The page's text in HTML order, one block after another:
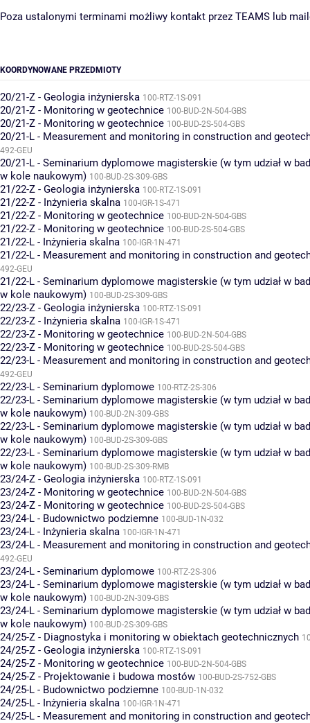
Poza ustalonymi terminami możliwy kontakt przez TEAMS lub
KOORDYNOWANE PRZEDMIOTY
20/21-Z - Geologia inżynierska 100-RTZ-1S-091
20/21-Z - Monitoring w geotechnice 100-BUD-2N-504-GBS
20/21-Z - Monitoring w geotechnice 100-BUD-2S-504-GBS
20/21-L - Measurement and monitoring in construction and
492-GEU
20/21-L - Seminarium dyplomowe magisterskie (w tym udział w
w kole naukowym) 100-BUD-2S-309-GBS
21/22-Z - Geologia inżynierska 100-RTZ-1S-091
21/22-Z - Inżynieria skalna 100-IGR-1S-471
21/22-Z - Monitoring w geotechnice 100-BUD-2N-504-GBS
21/22-Z - Monitoring w geotechnice 100-BUD-2S-504-GBS
21/22-L - Inżynieria skalna 100-IGR-1N-471
21/22-L - Measurement and monitoring in construction and
492-GEU
21/22-L - Seminarium dyplomowe magisterskie (w tym udział w
w kole naukowym) 100-BUD-2S-309-GBS
22/23-Z - Geologia inżynierska 100-RTZ-1S-091
22/23-Z - Inżynieria skalna 100-IGR-1S-471
22/23-Z - Monitoring w geotechnice 100-BUD-2N-504-GBS
22/23-Z - Monitoring w geotechnice 100-BUD-2S-504-GBS
22/23-L - Measurement and monitoring in construction and
492-GEU
22/23-L - Seminarium dyplomowe 100-RTZ-2S-306
22/23-L - Seminarium dyplomowe magisterskie (w tym udział w
w kole naukowym) 100-BUD-2N-309-GBS
22/23-L - Seminarium dyplomowe magisterskie (w tym udział w
w kole naukowym) 100-BUD-2S-309-GBS
22/23-L - Seminarium dyplomowe magisterskie (w tym udział w
w kole naukowym) 100-BUD-2S-309-RMB
23/24-Z - Geologia inżynierska 100-RTZ-1S-091
23/24-Z - Monitoring w geotechnice 100-BUD-2N-504-GBS
23/24-Z - Monitoring w geotechnice 100-BUD-2S-504-GBS
23/24-L - Budownictwo podziemne 100-BUD-1N-032
23/24-L - Inżynieria skalna 100-IGR-1N-471
23/24-L - Measurement and monitoring in construction and
492-GEU
23/24-L - Seminarium dyplomowe 100-RTZ-2S-306
23/24-L - Seminarium dyplomowe magisterskie (w tym udział w
w kole naukowym) 100-BUD-2N-309-GBS
23/24-L - Seminarium dyplomowe magisterskie (w tym udział w
w kole naukowym) 100-BUD-2S-309-GBS
24/25-Z - Diagnostyka i monitoring w obiektach geotechnicznych
24/25-Z - Geologia inżynierska 100-RTZ-1S-091
24/25-Z - Monitoring w geotechnice 100-BUD-2N-504-GBS
24/25-Z - Projektowanie i budowa mostów 100-BUD-2S-752-GBS
24/25-L - Budownictwo podziemne 100-BUD-1N-032
24/25-L - Inżynieria skalna 100-IGR-1N-471
24/25-L - Measurement and monitoring in construction and